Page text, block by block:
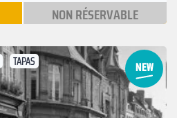
NON RÉSERVABLE
TAPAS